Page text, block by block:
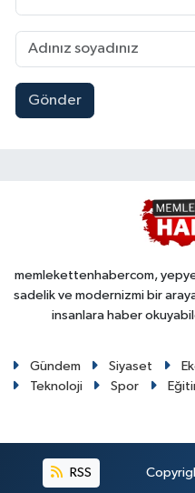
Gönder
memlekettenhabercom,
sadelik ve modernizmi bir
insanlara haber
Gündem Siyaset
Teknoloji
Spor
RSS